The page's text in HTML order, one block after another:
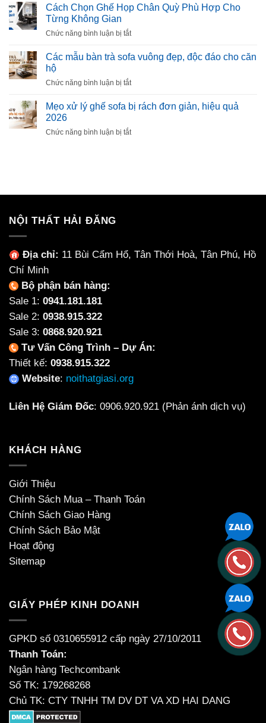
Chọn
Êm,
Không
Xẹp
ăn
Ceramic
Gì?
Nên
Nội
Thất
Từ
Cách Chọn Ghế Họp Chân Quỳ Phù Hợp Cho
Từng Không Gian
Chức năng bình luận bị tắtở
Chọn
Chân
Phù
Cho
Các mẫu bàn trà sofa vuông đẹp, độc đáo cho căn
hộ
Chức năng bình luận bị tắtở
mẫu
sofa
Mẹo xử lý ghế sofa bị rách đơn giản, hiệu quả
2026
Chức năng bình luận bị tắtở
bị
quả
2026
NỘI THẤT HẢI ĐĂNG
Địa chỉ: 11 Bùi Cẩm Hổ, Tân Thới Hoà, Tân Phú, Hồ
Chí Minh
Bộ phận bán hàng:
Sale 1: 0941.181.181
Sale 2: 0938.915.322
Sale 3: 0868.920.921
Tư Vấn Công Trình – Dự Án:
Thiết kế: 0938.915.322
Website: noithatgiasi.org
Liên Hệ Giám Đốc: 0906.920.921 (Phản ánh dịch vụ)
KHÁCH HÀNG
Giới Thiệu
Chính Sách Mua – Thanh Toán
Chính Sách Giao Hàng
Chính Sách Bảo Mật
Hoạt động
Sitemap
GIẤY PHÉP KINH DOANH
GPKD số 0310655912 cấp ngày 27/10/2011
Thanh Toán:
Ngân hàng Techcombank
Số TK: 179268268
Chủ TK: CTY TNHH TM DV DT VA XD HAI DANG